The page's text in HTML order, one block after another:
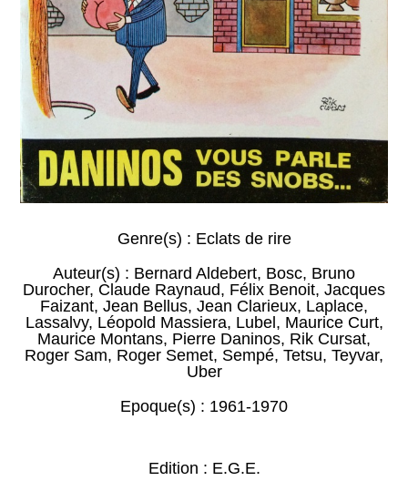
Genre(s) : Eclats de rire
Auteur(s) : Bernard Aldebert, Bosc, Bruno
Durocher, Claude Raynaud, Félix Benoit, Jacques
Faizant, Jean Bellus, Jean Clarieux, Laplace,
Lassalvy, Léopold Massiera, Lubel, Maurice Curt,
Maurice Montans, Pierre Daninos, Rik Cursat,
Roger Sam, Roger Semet, Sempé, Tetsu, Teyvar,
Uber
Epoque(s) : 1961-1970
Edition : E.G.E.